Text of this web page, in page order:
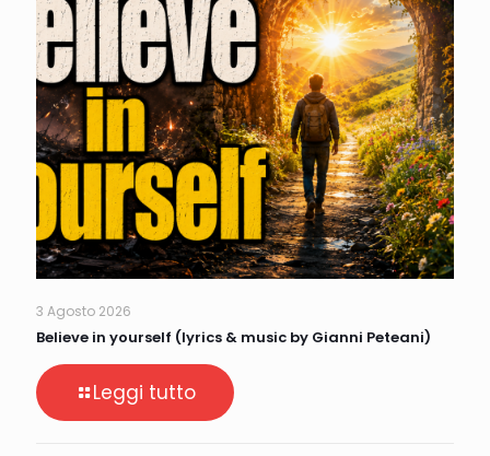
3 Agosto 2026
Believe in yourself (lyrics & music by Gianni Peteani)
Leggi tutto